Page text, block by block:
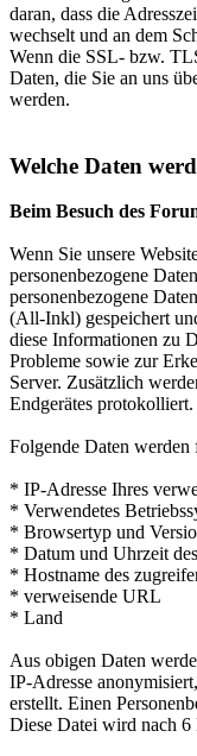
daran, dass die
wechselt und an dem
Wenn die SSL- bzw.
Daten, die Sie an uns
werden.
Welche Daten
Beim Besuch des
Wenn Sie unsere
personenbezogene
personenbezogene
(All-Inkl) gespeichert
diese Informationen zu
Probleme sowie zur
Server. Zusätzlich
Endgerätes protokolliert.
Folgende Daten
* IP-Adresse Ihres
* Verwendetes
* Browsertyp und
* Datum und Uhrzeit
* Hostname des
* verweisende URL
* Land
Aus obigen Daten
IP-Adresse
erstellt. Einen
Diese Datei wird nach 6